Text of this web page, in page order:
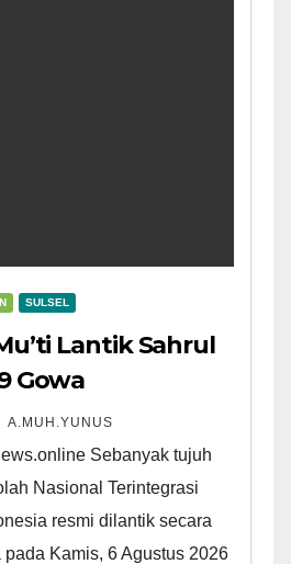
SULSEL
Lantik Sahrul
Gowa
A.MUH.YUNUS
Sebanyak tujuh
Nasional Terintegrasi
resmi dilantik secara
Kamis, 6 Agustus 2026